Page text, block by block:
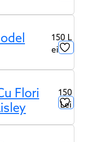
150 L
Ei
Flori
150
Lei